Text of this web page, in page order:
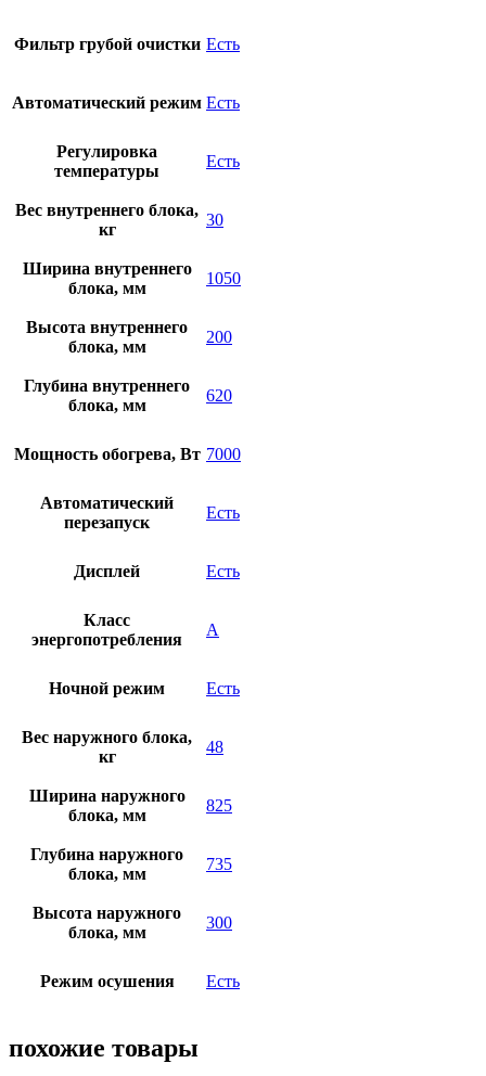
Фильтр грубой очистки Есть
Автоматический режим Есть
Регулировка
температуры
Есть
Вес внутреннего блока,
кг
30
Ширина внутреннего
блока, мм
1050
Высота внутреннего
блока, мм
200
Глубина внутреннего
блока, мм
620
Мощность обогрева, Вт 7000
Автоматический
перезапуск
Есть
Дисплей Есть
Класс
энергопотребления
A
Ночной режим Есть
Вес наружного блока,
кг
48
Ширина наружного
блока, мм
825
Глубина наружного
блока, мм
735
Высота наружного
блока, мм
300
Режим осушения Есть
похожие товары